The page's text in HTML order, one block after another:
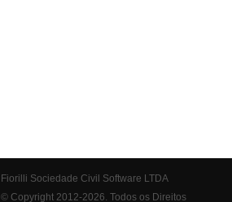
Fiorilli Sociedade Civil Software LTDA
© Copyright 2012-2026. Todos os Direitos